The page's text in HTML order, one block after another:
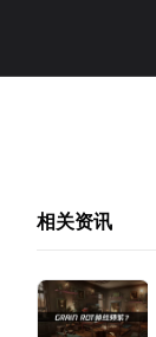
相关资讯